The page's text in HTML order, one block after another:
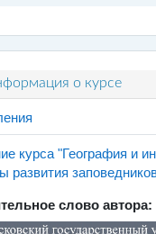
о курсе
Forum
курса "География и
развития
слово автора: